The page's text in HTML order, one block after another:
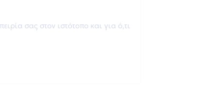
σας στον ιστότοπο και για ό,τι